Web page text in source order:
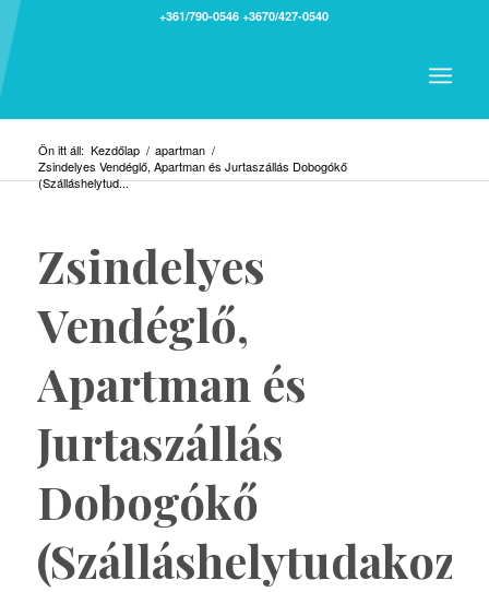
+361/790-0546 +3670/427-0540
Ön itt áll: Kezdőlap / apartman /
Zsindelyes Vendéglő, Apartman és Jurtaszállás Dobogókő
(Szálláshelytud...
Zsindelyes
Vendéglő,
Apartman és
Jurtaszállás
Dobogókő